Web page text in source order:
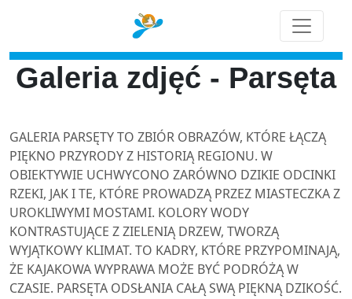
Galeria zdjęć - Parsęta
GALERIA PARSĘTY TO ZBIÓR OBRAZÓW, KTÓRE ŁĄCZĄ
PIĘKNO PRZYRODY Z HISTORIĄ REGIONU. W
OBIEKTYWIE UCHWYCONO ZARÓWNO DZIKIE ODCINKI
RZEKI, JAK I TE, KTÓRE PROWADZĄ PRZEZ MIASTECZKA Z
UROKLIWYMI MOSTAMI. KOLORY WODY
KONTRASTUJĄCE Z ZIELENIĄ DRZEW, TWORZĄ
WYJĄTKOWY KLIMAT. TO KADRY, KTÓRE PRZYPOMINAJĄ,
ŻE KAJAKOWA WYPRAWA MOŻE BYĆ PODRÓŻĄ W
CZASIE. PARSĘTA ODSŁANIA CAŁĄ SWĄ PIĘKNĄ DZIKOŚĆ.